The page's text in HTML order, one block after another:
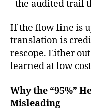
the audited trail
If the flow line is
translation is
rescope. Either
learned at low
Why the “95%”
Misleading